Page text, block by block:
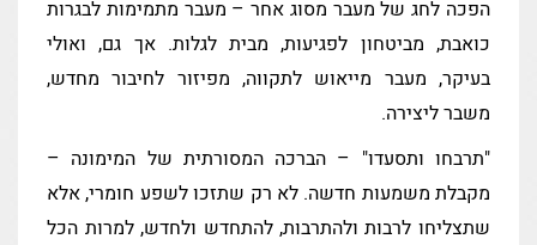
הפכה לחג של מעבר מסוג אחר – מעבר מתמימות לבגרות
כואבת, מביטחון לפגיעות, מבית לגלות. אך גם, ואולי
בעיקר, מעבר מייאוש לתקווה, מפיזור לחיבור מחדש,
משבר ליצירה.
"תרבחו ותסעדו" – הברכה המסורתית של המימונה –
מקבלת משמעות חדשה. לא רק שתזכו לשפע חומרי, אלא
שתצליחו לרבות ולהתרבות, להתחדש ולחדש, למרות הכל